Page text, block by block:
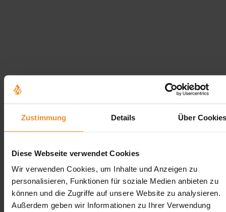
Zustimmung Details Über
Diese Webseite verwendet Cookies
Wir verwenden Cookies, um Inhalte und Anzeigen zu
personalisieren, Funktionen für soziale Medien anbieten zu
können und die Zugriffe auf unsere Website zu analysieren.
Außerdem geben wir Informationen zu Ihrer Verwendung